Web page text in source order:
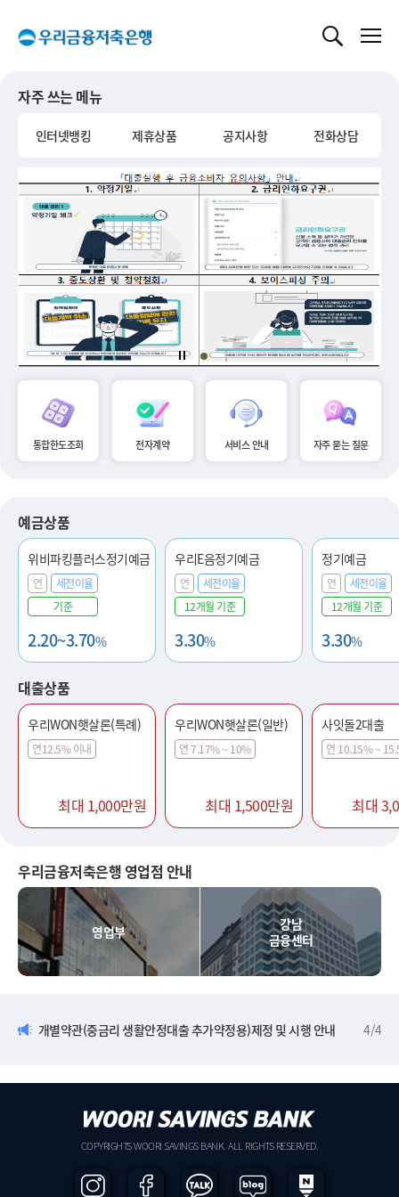
자주 쓰는 메뉴
인터넷뱅킹 제휴상품 공지사항 전화상담
통합한도조회 전자계약 서비스 안내 자주 묻는 질문
예금상품
위비파킹플러스정기예금
연
세전이율
기준
2.20~3.70%
우리E음정기예금
연
세전이율
12개월 기준
3.30%
정기예금
연
세전이율
12개월 기준
3.30%
대출상품
우리WON햇살론(특례)
연12.5% 이내
최대 1,000만원
우리WON햇살론(일반)
연 7.17% ~ 10%
최대 1,500만원
사잇돌2대출
연 10.15% ~
최대
우리금융저축은행 영업점 안내
영업부
강남
금융센터
개별약관(중금리 생활안정대출 추가약정용)제정 및 시행 안내 4/4
COPYRIGHTS WOORI SAVINGS BANK. ALL RIGHTS RESERVED.